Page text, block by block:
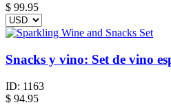
$ 99.95
Snacks y vino: Set de vino
ID: 1163
$ 94.95